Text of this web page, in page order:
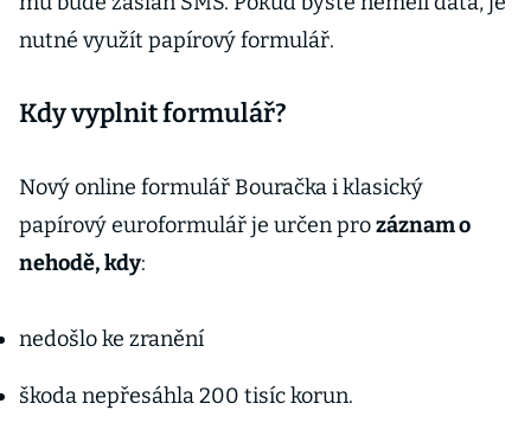
nutné využít papírový formulář.
Kdy vyplnit formulář?
Nový online formulář Bouračka i klasický
papírový euroformulář je určen prozáznam o
nehodě, kdy:
nedošlo ke zranění
škoda nepřesáhla 200 tisíc korun.